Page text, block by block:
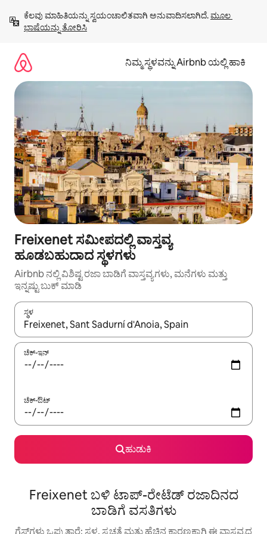
ಹೋಗಿ
ಕೆಲವು ಮಾಹಿತಿಯನ್ನು ಸ್ವಯಂಚಾಲಿತವಾಗಿ ಅನುವಾದಿಸಲಾಗಿದೆ. ಮೂಲ
ಭಾಷೆಯನ್ನು ತೋರಿಸಿ
ನಿಮ್ಮ ಸ್ಥಳವನ್ನು Airbnb ಯಲ್ಲಿ ಹಾಕಿ
Freixenet ಸಮೀಪದಲ್ಲಿ ವಾಸ್ತವ್ಯ
ಹೂಡಬಹುದಾದ ಸ್ಥಳಗಳು
Airbnb ನಲ್ಲಿ ವಿಶಿಷ್ಟ ರಜಾ ಬಾಡಿಗೆ ವಾಸ್ತವ್ಯಗಳು, ಮನೆಗಳು ಮತ್ತು
ಇನ್ನಷ್ಟು ಬುಕ್ ಮಾಡಿ
ಸ್ಥಳ
ಫಲಿತಾಂಶಗಳು ಲಭ್ಯವಿರುವಾಗ, ಅಪ್ ಮತ್ತು ಡೌನ್ ಬಾಣದ ಕೀಲಿಗಳೊಂದಿಗೆ
ಚೆಕ್-ಇನ್
ಚೆಕ್-ಔಟ್
ಹುಡುಕಿ
Freixenet ಬಳಿ ಟಾಪ್-ರೇಟೆಡ್ ರಜಾದಿನದ
ಬಾಡಿಗೆ ವಸತಿಗಳು
ಗೆಸ್ಟ್‌ಗಳು ಒಪ್ಪುತ್ತಾರೆ: ಸ್ಥಳ, ಸ್ವಚ್ಛತೆ ಮತ್ತು ಹೆಚ್ಚಿನ ಕಾರಣಕ್ಕಾಗಿ ಈ ವಾಸ್ತವ್ಯದ